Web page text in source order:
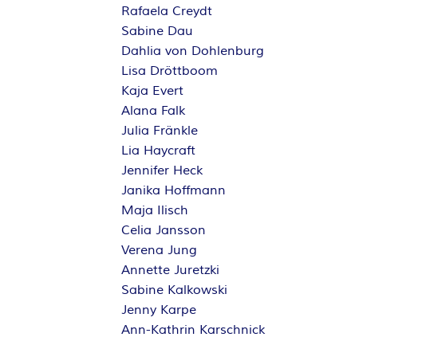
Rafaela Creydt
Sabine Dau
Dahlia von Dohlenburg
Lisa Dröttboom
Kaja Evert
Alana Falk
Julia Fränkle
Lia Haycraft
Jennifer Heck
Janika Hoffmann
Maja Ilisch
Celia Jansson
Verena Jung
Annette Juretzki
Sabine Kalkowski
Jenny Karpe
Ann-Kathrin Karschnick